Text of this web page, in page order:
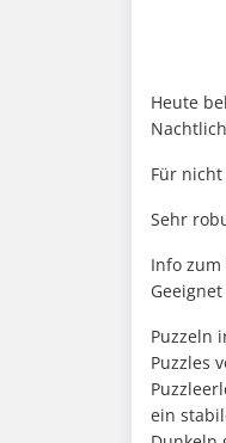
Heute
Für
Sehr
Info zum
Puzzeln
Puzzles
ein